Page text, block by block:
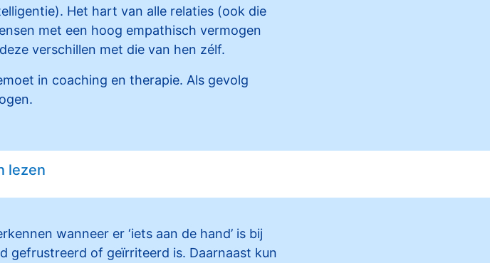
Het hart van alle relaties (ook die
met een hoog empathisch vermogen
verschillen met die van hen zélf.
in coaching en therapie. Als gevolg
lezen
wanneer er ‘iets aan de hand’ is bij
gefrustreerd of geïrriteerd is. Daarnaast kun